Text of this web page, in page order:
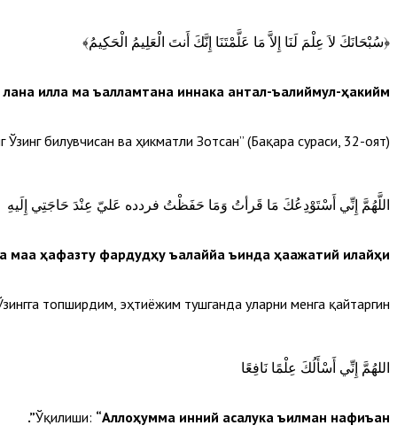
﴿سُبْحَانَكَ لاَ عِلْمَ لَنَا إِلاَّ مَا عَلَّمْتَنَا إِنَّكَ أَنتَ الْعَلِيمُ الْحَكِيمُ﴾
илла ма ъалламтана иннака антал-ъалиймул-ҳакийм”.
билувчисан ва ҳикматли Зотсан” (Бақара сураси, 32-оят).
اللَّهُمَّ إِنِّي أَسْتَوْدِعُكَ مَا قَرأتُ وَمَا حَفَظْتُ فردده عَليّ عِنْدَ حَاجَتِي إِلَيهِ
маа ҳафазту фардудҳу ъалаййа ъинда ҳаажатий илайҳи”.
топширдим, эҳтиёжим тушганда уларни менга қайтаргин”.
اللهُمَّ إِنِّي أَسْأَلُكَ عِلْمًا نَافِعًا
Ўқилиши: “Аллоҳумма инний асалука ъилман нафиъан”.